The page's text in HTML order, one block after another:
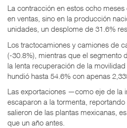
La contracción en estos ocho
en ventas, sino en la producción
unidades, un desplome de 31.6%
Los tractocamiones y camiones de
(-30.8%), mientras que el segmento
la lenta recuperación de la
hundió hasta 54.6% con apenas
Las exportaciones —como eje de
escaparon a la tormenta,
salieron de las plantas mexicanas,
que un año antes.